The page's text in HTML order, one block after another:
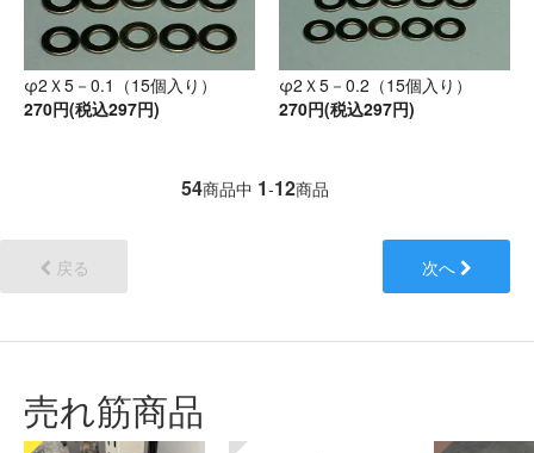
φ2Ｘ5－0.1（15個入り）
270円(税込297円)
φ2Ｘ5－0.2（15個入り）
270円(税込297円)
54商品中 1-12商品
戻る 次へ
売れ筋商品